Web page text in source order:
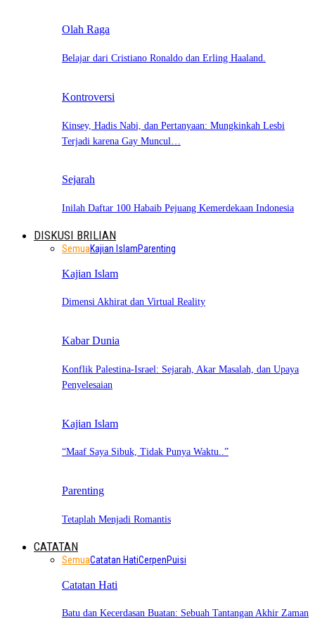
Olah Raga
Belajar dari Cristiano Ronaldo dan Erling Haaland.
Kontroversi
Kinsey, Hadis Nabi, dan Pertanyaan: Mungkinkah Lesbi
Terjadi karena Gay Muncul…
Sejarah
Inilah Daftar 100 Habaib Pejuang Kemerdekaan Indonesia
DISKUSI BRILIAN
SemuaKajian IslamParenting
Kajian Islam
Dimensi Akhirat dan Virtual Reality
Kabar Dunia
Konflik Palestina-Israel: Sejarah, Akar Masalah, dan Upaya
Penyelesaian
Kajian Islam
“Maaf Saya Sibuk, Tidak Punya Waktu..”
Parenting
Tetaplah Menjadi Romantis
CATATAN
SemuaCatatan HatiCerpenPuisi
Catatan Hati
Batu dan Kecerdasan Buatan: Sebuah Tantangan Akhir Zaman